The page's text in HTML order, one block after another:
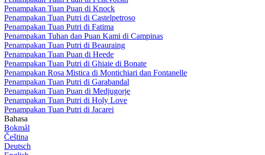
Penampakan Tuan Puan di Knock
Penampakan Tuan Putri di Castelpetroso
Penampakan Tuan Putri di Fatima
Penampakan Tuhan dan Puan Kami di Campinas
Penampakan Tuan Putri di Beauraing
Penampakan Tuan Puan di Heede
Penampakan Tuan Putri di Ghiaie di Bonate
Penampakan Rosa Mistica di Montichiari dan Fontanelle
Penampakan Tuan Putri di Garabandal
Penampakan Tuan Puan di Medjugorje
Penampakan Tuan Putri di Holy Love
Penampakan Tuan Putri di Jacarei
Bahasa
Bokmål
Čeština
Deutsch